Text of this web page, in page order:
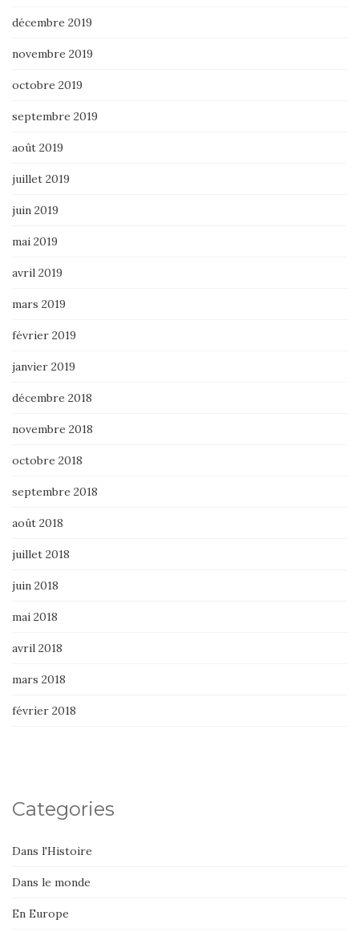
décembre 2019
novembre 2019
octobre 2019
septembre 2019
août 2019
juillet 2019
juin 2019
mai 2019
avril 2019
mars 2019
février 2019
janvier 2019
décembre 2018
novembre 2018
octobre 2018
septembre 2018
août 2018
juillet 2018
juin 2018
mai 2018
avril 2018
mars 2018
février 2018
Categories
Dans l'Histoire
Dans le monde
En Europe